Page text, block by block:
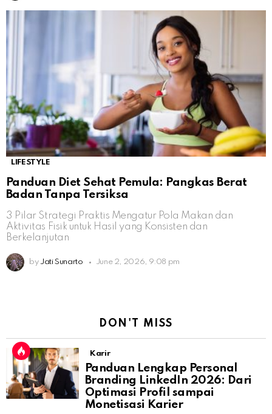
LIFESTYLE
Panduan Diet Sehat Pemula: Pangkas Berat
Badan Tanpa Tersiksa
3 Pilar Strategi Praktis Mengatur Pola Makan dan
Aktivitas Fisik untuk Hasil yang Konsisten dan
Berkelanjutan
by Jati Sunarto June 2, 2026, 9:08 pm
DON'T MISS
Karir
Panduan Lengkap Personal
Branding LinkedIn 2026: Dari
Optimasi Profil sampai
Monetisasi Karier